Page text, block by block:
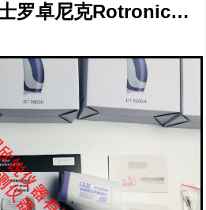
HygroClip S1瑞士罗卓尼克Rotronic温湿度探头HygroClip S1